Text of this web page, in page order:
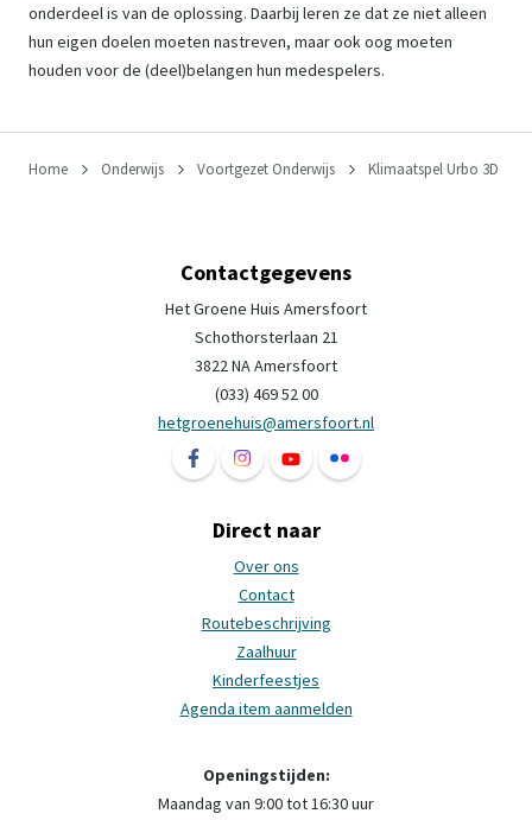
onderdeel is van de oplossing. Daarbij leren ze dat ze niet alleen
hun eigen doelen moeten nastreven, maar ook oog moeten
houden voor de (deel)belangen hun medespelers.
Home Onderwijs Voortgezet Onderwijs Klimaatspel Urbo 3D
Contactgegevens
Het Groene Huis Amersfoort
Schothorsterlaan 21
3822 NA Amersfoort
(033) 469 52 00
hetgroenehuis@amersfoort.nl
Volg ons op Facebook Het Groene Huis
Volg ons op Instagram Het Groene
Volg ons op YouTube Het
Volg ons op Flickr Het
Direct naar
Over ons
Contact
Routebeschrijving
Zaalhuur
Kinderfeestjes
Agenda item aanmelden
Openingstijden:
Maandag van 9:00 tot 16:30 uur